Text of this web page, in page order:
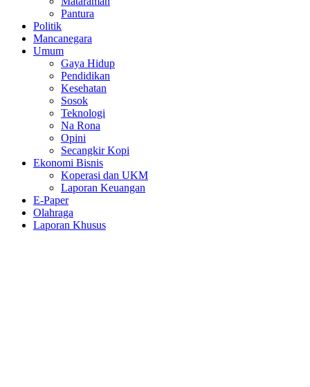
Pantura
Politik
Mancanegara
Umum
Gaya Hidup
Pendidikan
Kesehatan
Sosok
Teknologi
Na Rona
Opini
Secangkir Kopi
Ekonomi Bisnis
Koperasi dan UKM
Laporan Keuangan
E-Paper
Olahraga
Laporan Khusus